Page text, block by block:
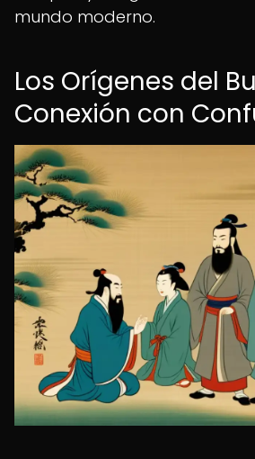
mundo moderno.
Los Orígenes del
Conexión con